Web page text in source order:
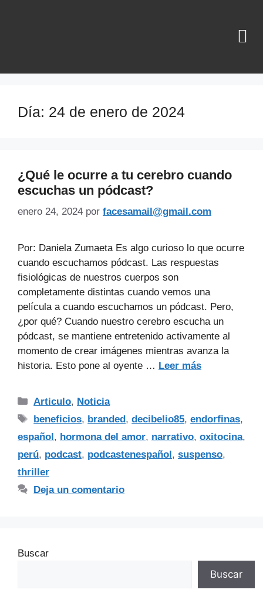
Día: 24 de enero de 2024
¿Qué le ocurre a tu cerebro cuando
escuchas un pódcast?
enero 24, 2024 por facesamail@gmail.com
Por: Daniela Zumaeta Es algo curioso lo que ocurre
cuando escuchamos pódcast. Las respuestas
fisiológicas de nuestros cuerpos son
completamente distintas cuando vemos una
película a cuando escuchamos un pódcast. Pero,
¿por qué? Cuando nuestro cerebro escucha un
pódcast, se mantiene entretenido activamente al
momento de crear imágenes mientras avanza la
historia. Esto pone al oyente … Leer más
Articulo, Noticia
beneficios, branded ,decibelio85,endorfinas,
español , hormona del amor, narrativo, oxitocina,
perú, podcast, podcastenespañol , suspenso,
thriller
Deja un comentario
Buscar
Buscar